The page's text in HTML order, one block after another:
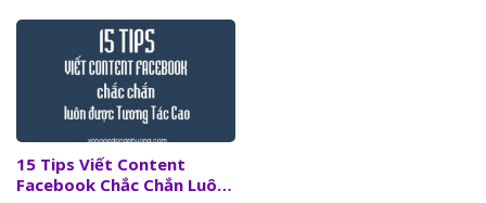
15 Tips Viết Content
Facebook Chắc Chắn Luôn